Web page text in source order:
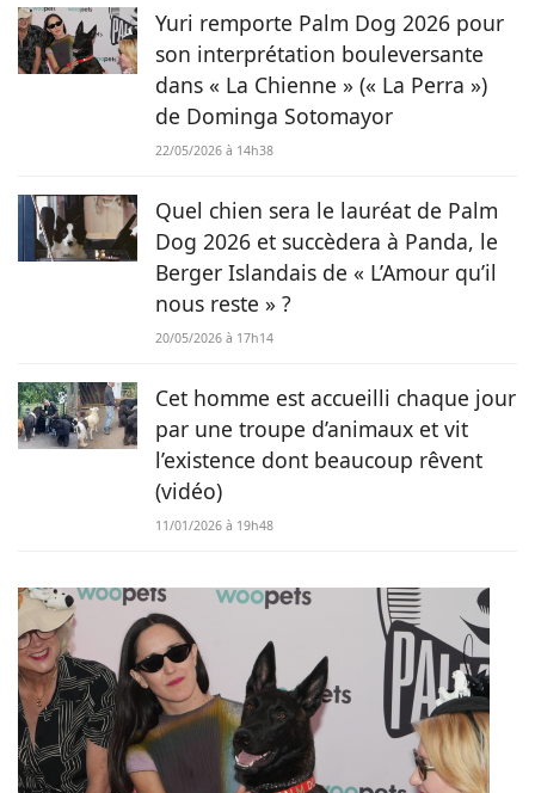
précaire. Maya la croisée Labrador-Border Collie a été
retrouvée errante par la SPA et Hatchi, le chien Arbi, a été
sauvé de Tunisie. À ses yeux, ses 2 chiens, son chat et ses
lapins font partie intégrante de sa vie et de sa famille ! C’est
donc sans hésiter qu’elle a décidé de mettre sa plume au
Yuri remporte Palm Dog 2026 pour
son interprétation bouleversante
dans « La Chienne » (« La Perra »)
de Dominga Sotomayor
22/05/2026 à 14h38
Quel chien sera le lauréat de Palm
Dog 2026 et succèdera à Panda, le
Berger Islandais de « L’Amour qu’il
nous reste » ?
20/05/2026 à 17h14
Cet homme est accueilli chaque jour
par une troupe d’animaux et vit
l’existence dont beaucoup rêvent
(vidéo)
11/01/2026 à 19h48